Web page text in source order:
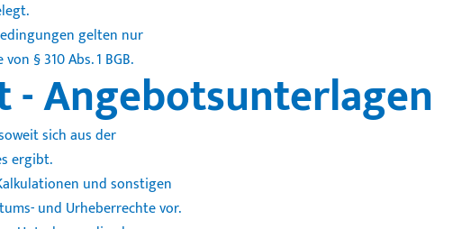
gelten nur
§ 310 Abs. 1 BGB.
- Angebotsunterlagen
sich aus der
ergibt.
und sonstigen
und Urheberrechte vor.